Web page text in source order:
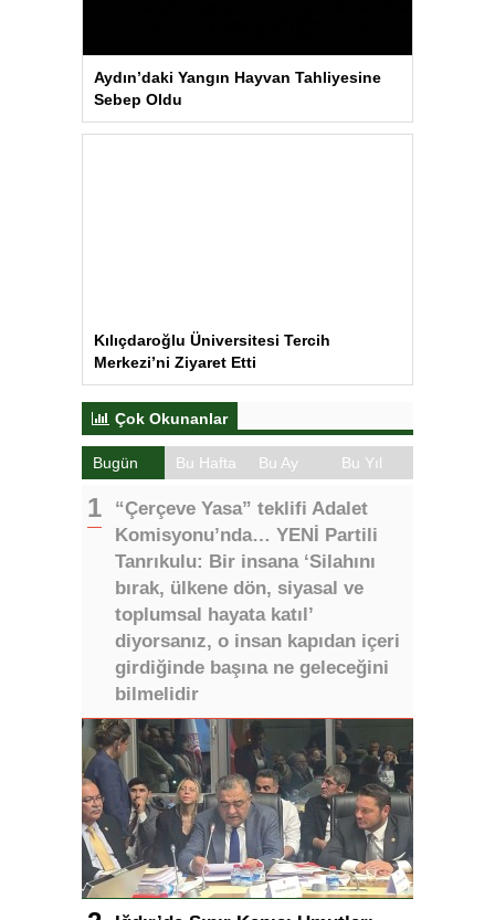
Aydın’daki Yangın Hayvan Tahliyesine
Sebep Oldu
Kılıçdaroğlu Üniversitesi Tercih
Merkezi’ni Ziyaret Etti
Çok Okunanlar
Bugün Bu Hafta Bu Ay Bu Yıl
“Çerçeve Yasa” teklifi Adalet
Komisyonu’nda… YENİ Partili
Tanrıkulu: Bir insana ‘Silahını
bırak, ülkene dön, siyasal ve
toplumsal hayata katıl’
diyorsanız, o insan kapıdan içeri
girdiğinde başına ne geleceğini
bilmelidir